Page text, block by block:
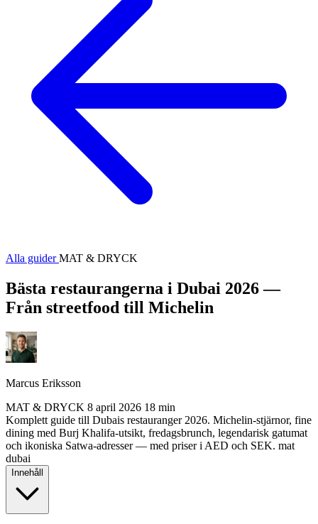
Alla guiderMAT & DRYCK
Bästa restaurangerna i Dubai 2026 —
Från streetfood till Michelin
Marcus Eriksson
MAT & DRYCK 8 april 2026 18 min
Komplett guide till Dubais restauranger 2026. Michelin-stjärnor, fine
dining med Burj Khalifa-utsikt, fredagsbrunch, legendarisk gatumat
och ikoniska Satwa-adresser — med priser i AED och SEK. mat
dubai
Innehåll